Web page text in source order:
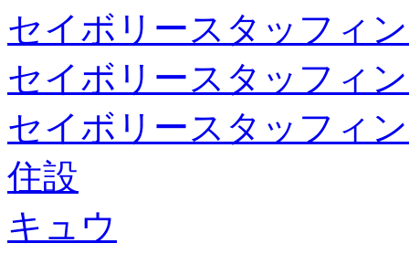
セイボリースタッフィ
セイボリースタッフィ
セイボリースタッフィ
住設
キュウ